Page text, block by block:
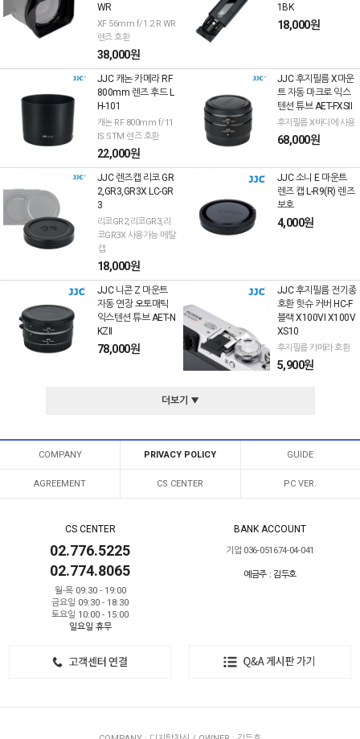
WR
XF 56mm f/1.2 R WR
렌즈 호환
38,000원
1BK
18,000원
JJC 캐논 카메라 RF
800mm 렌즈 후드 L
H-101
캐논 RF 800mm f/11
IS STM 렌즈 호환
22,000원
JJC 후지필름 X마운
트 자동 마크로 익스
텐션 튜브 AET-FXSII
후지필름 X바디에 사용
68,000원
JJC 렌즈캡 리코 GR
2,GR3,GR3X LC-GR
3
리코GR2,리코GR3,리
코GR3X 사용가능 메탈
캡
18,000원
JJC 소니 E 마운트
렌즈 캡 L-R9(R) 렌즈
보호
4,000원
JJC 니콘 Z 마운트
자동 연장 오토매틱
익스텐션 튜브 AET-N
KZII
78,000원
JJC 후지필름 전기종
호환 핫슈 커버 HC-F
블랙 X100VI X100V
XS10
후지필름 카메라 호환
5,900원
더보기 ▼
COMPANY PRIVACY POLICY GUIDE
AGREEMENT CS CENTER PC VER.
CS CENTER
02.776.5225
02.774.8065
월-목 09:30 - 19:00
금요일 09:30 - 18:30
토요일 10:00 - 15:00
일요일 휴무
BANK ACCOUNT
기업 036-051674-04-041
예금주 : 김두호